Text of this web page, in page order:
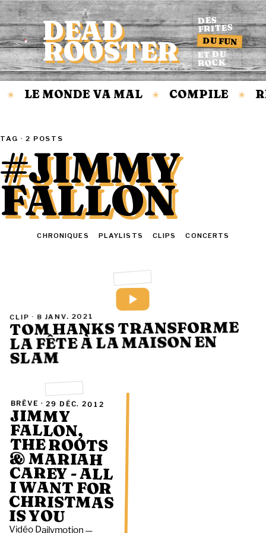
Accueil
DEAD
ROOSTER
DES
FRITES
DU FUN
ET DU
ROCK
✳ LE MONDE VA MAL ✳ COMPILE ✳
TAG · 2 POSTS
#JIMMY
FALLON
CHRONIQUES PLAYLISTS CLIPS CONCERTS
CLIP · 8 JANV. 2021
TOM HANKS TRANSFORME
LA FÊTE À LA MAISON EN
SLAM
BRÈVE ·29 DÉC. 2012
JIMMY
FALLON,
THE ROOTS
& MARIAH
CAREY - ALL
I WANT FOR
CHRISTMAS
IS YOU
Vidéo Dailymotion —